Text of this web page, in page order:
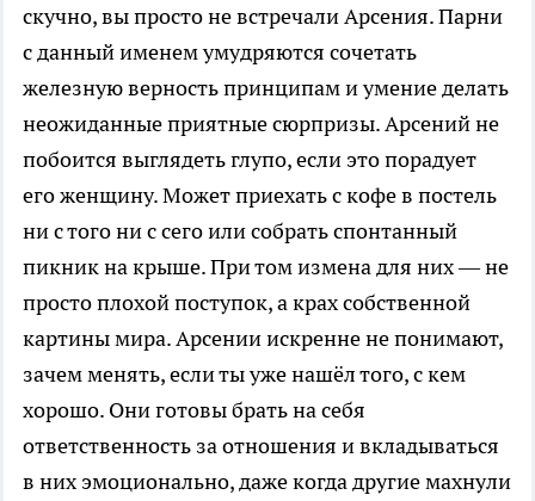
скучно, вы просто не встречали Арсения. Парни
с данный именем умудряются сочетать
железную верность принципам и умение делать
неожиданные приятные сюрпризы. Арсений не
побоится выглядеть глупо, если это порадует
его женщину. Может приехать с кофе в постель
ни с того ни с сего или собрать спонтанный
пикник на крыше. При том измена для них — не
просто плохой поступок, а крах собственной
картины мира. Арсении искренне не понимают,
зачем менять, если ты уже нашёл того, с кем
хорошо. Они готовы брать на себя
ответственность за отношения и вкладываться
в них эмоционально, даже когда другие махнули